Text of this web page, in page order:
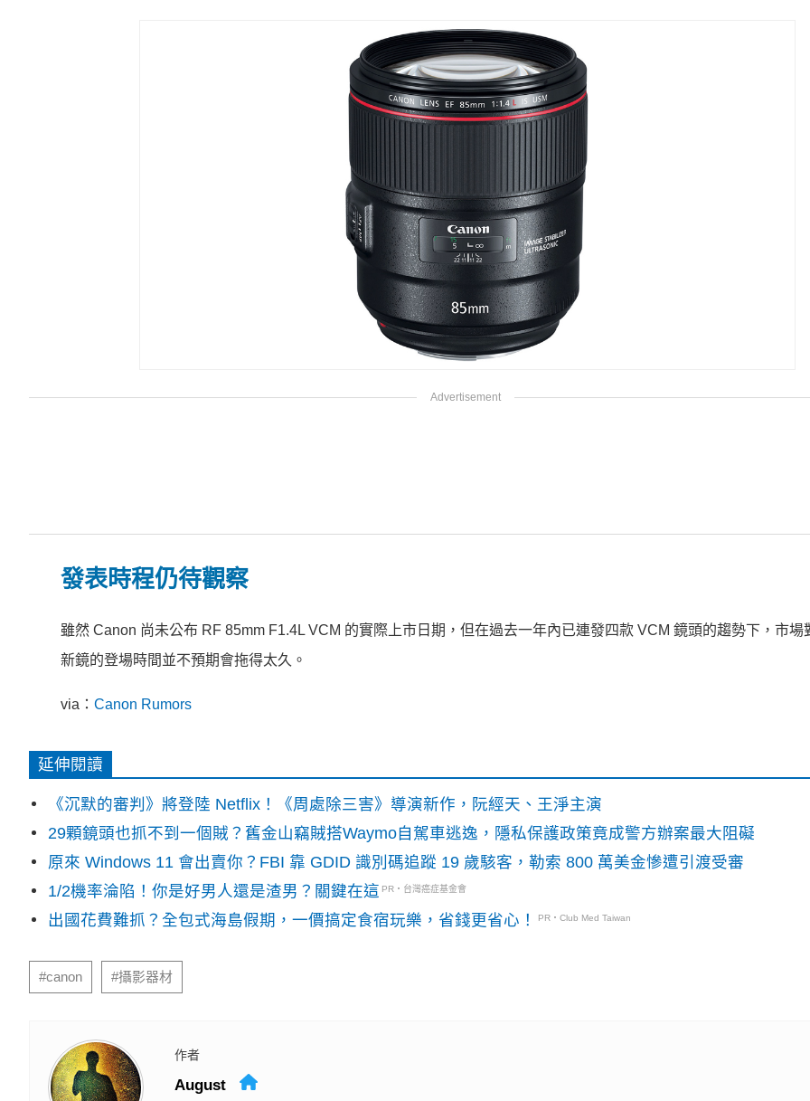
發表時程仍待觀察
雖然 Canon 尚未公布 RF 85mm F1.4L VCM 的實際上市日期，但在過去一年內已連發四款 VCM 鏡頭的趨勢下，市場
新鏡的登場時間並不預期會拖得太久。
via： Canon Rumors
延伸閱讀
《沉默的審判》將登陸 Netflix！《周處除三害》導演新作，阮經天、王淨主演
29顆鏡頭也抓不到一個賊？舊金山竊賊搭Waymo自駕車逃逸，隱私保護政策竟成警方辦案最大阻礙
原來 Windows 11 會出賣你？FBI 靠 GDID 識別碼追蹤 19 歲駭客，勒索 800 萬美金慘遭引渡受審
1/2機率淪陷！你是好男人還是渣男？關鍵在這 PR・台灣癌症基金會
出國花費難抓？全包式海島假期，一價搞定食宿玩樂，省錢更省心！ PR・Club Med Taiwan
#canon #攝影器材
作者
August